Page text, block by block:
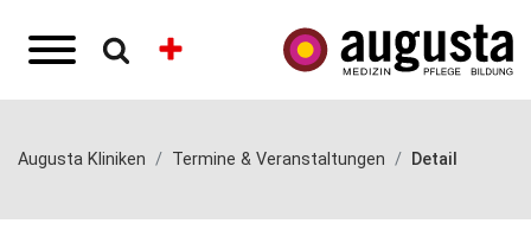
Augusta Kliniken Termine & Veranstaltungen Detail